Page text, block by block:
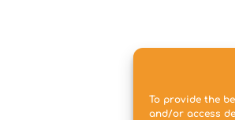
To provide the
and/or access